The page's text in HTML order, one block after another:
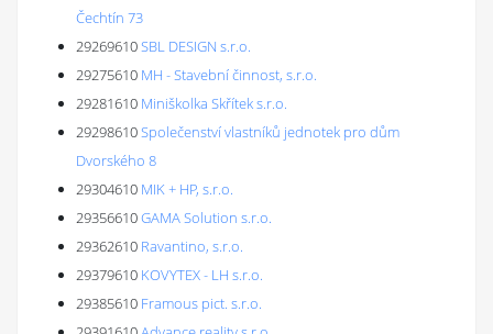
Čechtín 73
29269610SBL DESIGN s.r.o.
29275610 MH - Stavební činnost, s.r.o.
29281610 Miniškolka Skřítek s.r.o.
29298610Společenství vlastníků jednotek pro dům
Dvorského 8
29304610 MIK + HP, s.r.o.
29356610GAMA Solution s.r.o.
29362610 Ravantino, s.r.o.
29379610 KOVYTEX - LH s.r.o.
29385610 Framous pict. s.r.o.